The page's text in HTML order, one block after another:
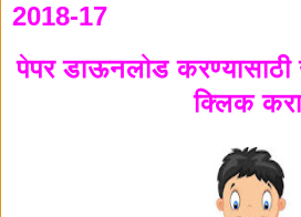
2018-17
पेपर डाऊनलोड करण्यासाठी
क्लिक करा